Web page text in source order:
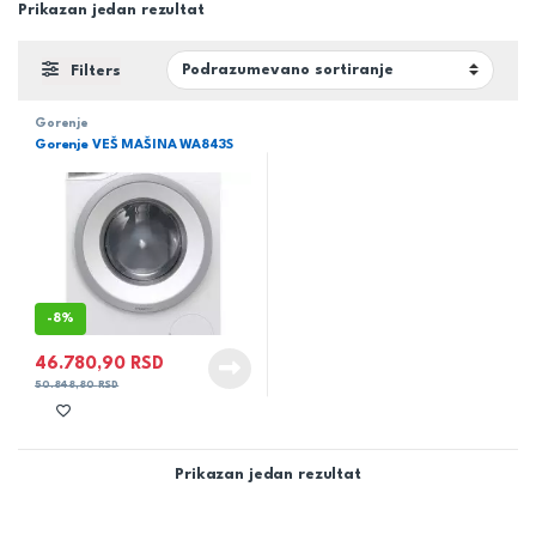
Prikazan jedan rezultat
Filters
Gorenje
Gorenje VEŠ MAŠINA WA843S
-8%
46.780,90 RSD
50.848,80RSD
Prikazan jedan rezultat